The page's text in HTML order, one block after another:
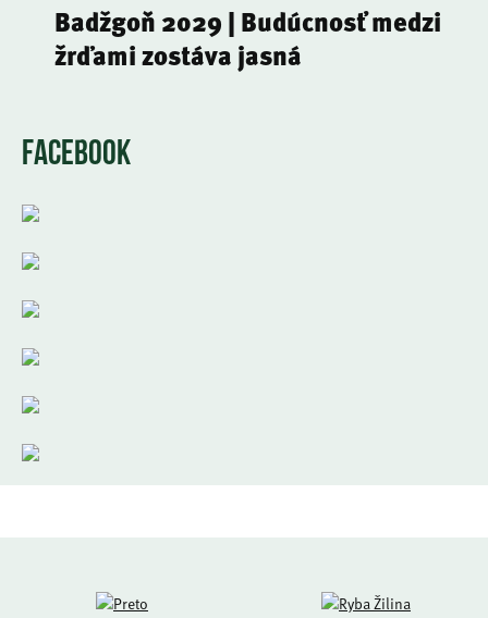
Badžgoň 2029 | Budúcnosť medzi
žrďami zostáva jasná
FACEBOOK